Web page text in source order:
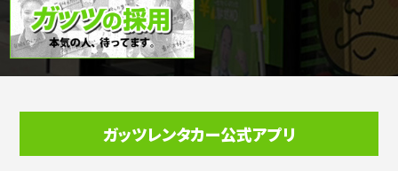
ガッツレンタカー公式アプリ